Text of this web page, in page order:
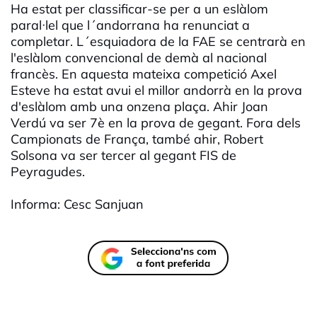
Ha estat per classificar-se per a un eslàlom
paral·lel que l´andorrana ha renunciat a
completar. L´esquiadora de la FAE se centrarà en
l'eslàlom convencional de demà al nacional
francès. En aquesta mateixa competició Axel
Esteve ha estat avui el millor andorrà en la prova
d'eslàlom amb una onzena plaça. Ahir Joan
Verdú va ser 7è en la prova de gegant. Fora dels
Campionats de França, també ahir, Robert
Solsona va ser tercer al gegant FIS de
Peyragudes.
Informa: Cesc Sanjuan